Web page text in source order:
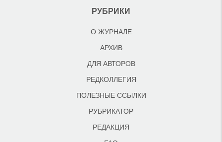
РУБРИКИ
О ЖУРНАЛЕ
АРХИВ
ДЛЯ АВТОРОВ
РЕДКОЛЛЕГИЯ
ПОЛЕЗНЫЕ ССЫЛКИ
РУБРИКАТОР
РЕДАКЦИЯ